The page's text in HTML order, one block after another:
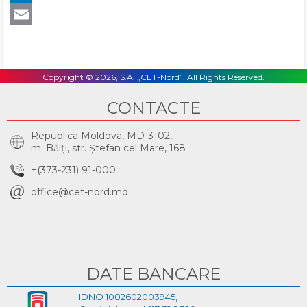
Copyright © 2026, S.A. „CET-Nord”. All Rights Reserved.
CONTACTE
Republica Moldova, MD-3102,
m. Bălţi, str. Ştefan cel Mare, 168
+(373-231) 91-000
office@cet-nord.md
DATE BANCARE
IDNO 1002602003945,